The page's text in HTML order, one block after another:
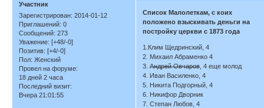
Участник
Зарегистрирован: 2014-01-12
Приглашений: 0
Сообщений: 273
Уважение: [+48/-0]
Позитив: [+4/-0]
Пол: Женский
Провел на форуме:
18 дней 2 часа
Последний визит:
Вчера 21:01:55
Список Малолеткам, с коих
положено взыскивать деньги на
постройку церкви с 1873 года
1.Клим Щедринский, 4
2. Михаил Абраменко 4
3.Андрей Овчаров , 4 еще молод
4. Иван Василенко, 4
5. Никита Подгорный, 4
6. Никифор Дворник
7. Степан Любов, 4